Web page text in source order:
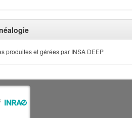
produites et gérées par INSA DEEP